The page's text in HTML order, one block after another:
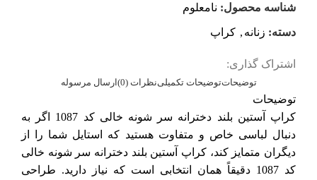
شناسه محصول: نامعلوم
دسته: زنانه , کراپ
اشتراک گذاری:
توضیحاتتوضیحات تکمیلینظرات (0) ارسال مرسوله
توضیحات
کراپ آستین‌ بلند دخترانه سر شونه خالی کد 1087 اگر به
دنبال لباسی خاص و متفاوت هستید که استایل شما را از
دیگران متمایز کند، کراپ آستین بلند دخترانه سر شونه خالی
کد 1087 دقیقاً همان انتخابی است که نیاز دارید. طراحی